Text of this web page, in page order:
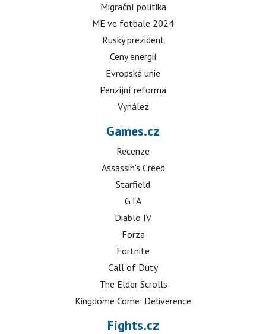
Migrační politika
ME ve fotbale 2024
Ruský prezident
Ceny energií
Evropská unie
Penzijní reforma
Vynález
Games.cz
Recenze
Assassin's Creed
Starfield
GTA
Diablo IV
Forza
Fortnite
Call of Duty
The Elder Scrolls
Kingdome Come: Deliverence
Fights.cz